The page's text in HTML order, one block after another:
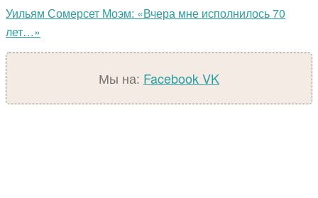
Уильям Сомерсет Моэм: «Вчера мне исполнилось 70
лет…»
Мы на: FacebookVK